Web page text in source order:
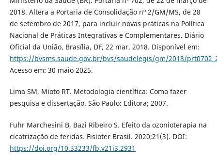
2018. Altera a Portaria de Consolidação nº 2/GM/MS, de 28
de setembro de 2017, para incluir novas práticas na Política
Nacional de Práticas Integrativas e Complementares. Diário
Oficial da União, Brasília, DF, 22 mar. 2018. Disponível em:
https://bvsms.saude.gov.br/bvs/saudelegis/gm/2018/
Acesso em: 30 maio 2025.
Lima SM, Mioto RT. Metodologia científica: Como fazer
pesquisa e dissertação. São Paulo: Editora; 2007.
Fuhr Marchesini B, Bazi Ribeiro S. Efeito da ozonioterapia na
cicatrização de feridas. Fisioter Brasil. 2020;21(3). DOI:
https://doi.org/10.33233/fb.v21i3.2931